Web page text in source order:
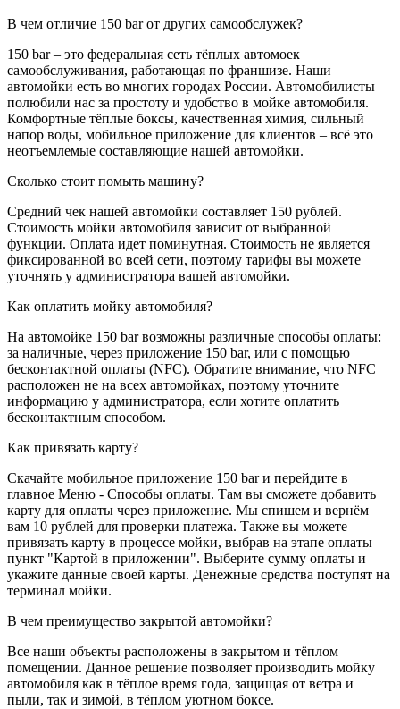
В чем отличие 150 bar от других самообслужек?
150 bar – это федеральная сеть тёплых автомоек
самообслуживания, работающая по франшизе. Наши
автомойки есть во многих городах России. Автомобилисты
полюбили нас за простоту и удобство в мойке автомобиля.
Комфортные тёплые боксы, качественная химия, сильный
напор воды, мобильное приложение для клиентов – всё это
неотъемлемые составляющие нашей автомойки.
Сколько стоит помыть машину?
Средний чек нашей автомойки составляет 150 рублей.
Стоимость мойки автомобиля зависит от выбранной
функции. Оплата идет поминутная. Стоимость не является
фиксированной во всей сети, поэтому тарифы вы можете
уточнять у администратора вашей автомойки.
Как оплатить мойку автомобиля?
На автомойке 150 bar возможны различные способы оплаты:
за наличные, через приложение 150 bar, или с помощью
бесконтактной оплаты (NFC). Обратите внимание, что NFC
расположен не на всех автомойках, поэтому уточните
информацию у администратора, если хотите оплатить
бесконтактным способом.
Как привязать карту?
Скачайте мобильное приложение 150 bar и перейдите в
главное Меню - Способы оплаты. Там вы сможете добавить
карту для оплаты через приложение. Мы спишем и вернём
вам 10 рублей для проверки платежа. Также вы можете
привязать карту в процессе мойки, выбрав на этапе оплаты
пункт "Картой в приложении". Выберите сумму оплаты и
укажите данные своей карты. Денежные средства поступят на
терминал мойки.
В чем преимущество закрытой автомойки?
Все наши объекты расположены в закрытом и тёплом
помещении. Данное решение позволяет производить мойку
автомобиля как в тёплое время года, защищая от ветра и
пыли, так и зимой, в тёплом уютном боксе.